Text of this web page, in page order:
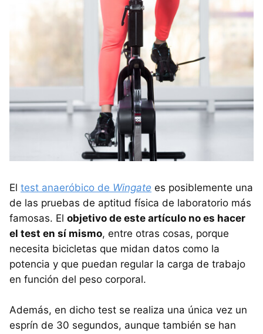
El test anaeróbico de Wingate es posiblemente una
de las pruebas de aptitud física de laboratorio más
famosas. El objetivo de este artículo no es hacer
el test en sí mismo, entre otras cosas, porque
necesita bicicletas que midan datos como la
potencia y que puedan regular la carga de trabajo
en función del peso corporal.
Además, en dicho test se realiza una única vez un
esprín de 30 segundos, aunque también se han